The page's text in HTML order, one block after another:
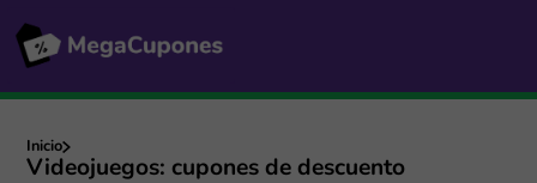
Inicio
Videojuegos: cupones de descuento